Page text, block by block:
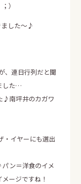
素材の壁
らから
）
ました～♪
、連日行列だと聞
した…
♪南坪井のカガワ
・イヤーにも選出
ン＝洋食のイメ
ージですね！